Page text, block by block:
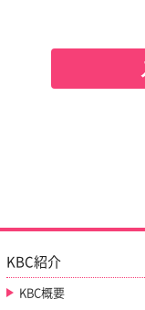
KBC紹介
KBC概要